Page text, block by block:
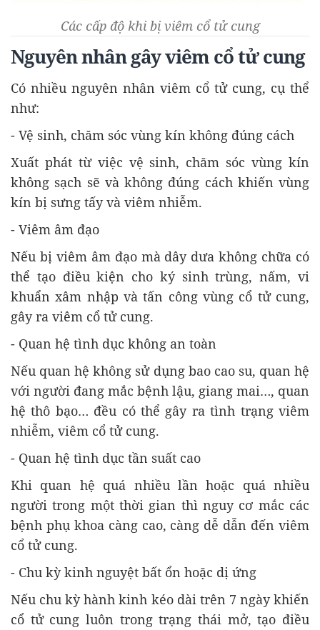
Các cấp độ khi bị viêm cổ tử cung
Nguyên nhân gây viêm cổ tử cung
Có nhiều nguyên nhân viêm cổ tử cung, cụ thể
như:
- Vệ sinh, chăm sóc vùng kín không đúng cách
Xuất phát từ việc vệ sinh, chăm sóc vùng kín
không sạch sẽ và không đúng cách khiến vùng
kín bị sưng tấy và viêm nhiễm.
- Viêm âm đạo
Nếu bị viêm âm đạo mà dây dưa không chữa có
thể tạo điều kiện cho ký sinh trùng, nấm, vi
khuẩn xâm nhập và tấn công vùng cổ tử cung,
gây ra viêm cổ tử cung.
- Quan hệ tình dục không an toàn
Nếu quan hệ không sử dụng bao cao su, quan hệ
với người đang mắc bệnh lậu, giang mai…, quan
hệ thô bạo… đều có thể gây ra tình trạng viêm
nhiễm, viêm cổ tử cung.
- Quan hệ tình dục tần suất cao
Khi quan hệ quá nhiều lần hoặc quá nhiều
người trong một thời gian thì nguy cơ mắc các
bệnh phụ khoa càng cao, càng dễ dẫn đến viêm
cổ tử cung.
- Chu kỳ kinh nguyệt bất ổn hoặc dị ứng
Nếu chu kỳ hành kinh kéo dài trên 7 ngày khiến
cổ tử cung luôn trong trạng thái mở, tạo điều